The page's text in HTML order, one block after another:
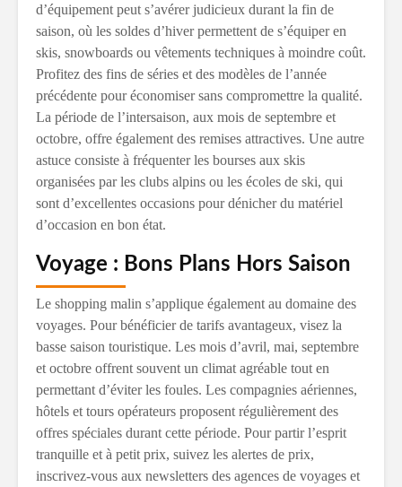
d’équipement peut s’avérer judicieux durant la fin de
saison, où les soldes d’hiver permettent de s’équiper en
skis, snowboards ou vêtements techniques à moindre coût.
Profitez des fins de séries et des modèles de l’année
précédente pour économiser sans compromettre la qualité.
La période de l’intersaison, aux mois de septembre et
octobre, offre également des remises attractives. Une autre
astuce consiste à fréquenter les bourses aux skis
organisées par les clubs alpins ou les écoles de ski, qui
sont d’excellentes occasions pour dénicher du matériel
d’occasion en bon état.
Voyage : Bons Plans Hors Saison
Le shopping malin s’applique également au domaine des
voyages. Pour bénéficier de tarifs avantageux, visez la
basse saison touristique. Les mois d’avril, mai, septembre
et octobre offrent souvent un climat agréable tout en
permettant d’éviter les foules. Les compagnies aériennes,
hôtels et tours opérateurs proposent régulièrement des
offres spéciales durant cette période. Pour partir l’esprit
tranquille et à petit prix, suivez les alertes de prix,
inscrivez-vous aux newsletters des agences de voyages et